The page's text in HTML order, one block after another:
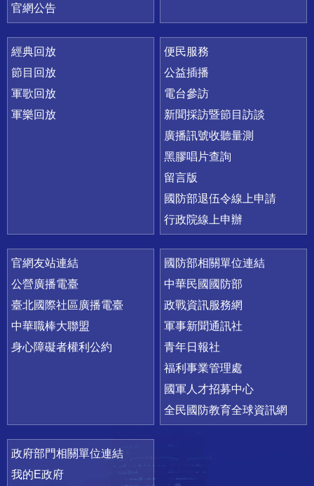
官網公告
經典回放
節目回放
軍歌回放
軍樂回放
便民服務
公益插播
電台參訪
新聞採訪暨節目訪談
廣播訊號收聽量測
黑膠唱片查詢
留言版
國防部退伍令線上申請
行政院線上申辦
官網友站連結
公營廣播電臺
臺北國際社區廣播電臺
中華職棒大聯盟
身心障礙者權利公約
國防部相關單位連結
中華民國國防部
政戰資訊服務網
軍事新聞通訊社
青年日報社
福利事業管理處
國軍人才招募中心
全民國防教育全球資訊網
政府部門相關單位連結
我的E政府